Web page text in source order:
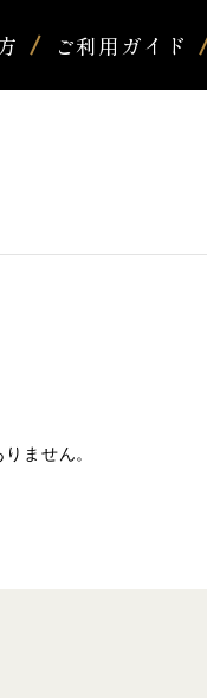
ご利用ガイド
ません。